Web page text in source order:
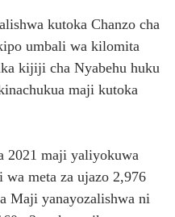
kutoka Chanzo cha
umbali wa kilomita
kijiji cha Nyabehu huku
maji kutoka
2021 maji yaliyokuwa
meta za ujazo 2,976
Maji yanayozalishwa ni